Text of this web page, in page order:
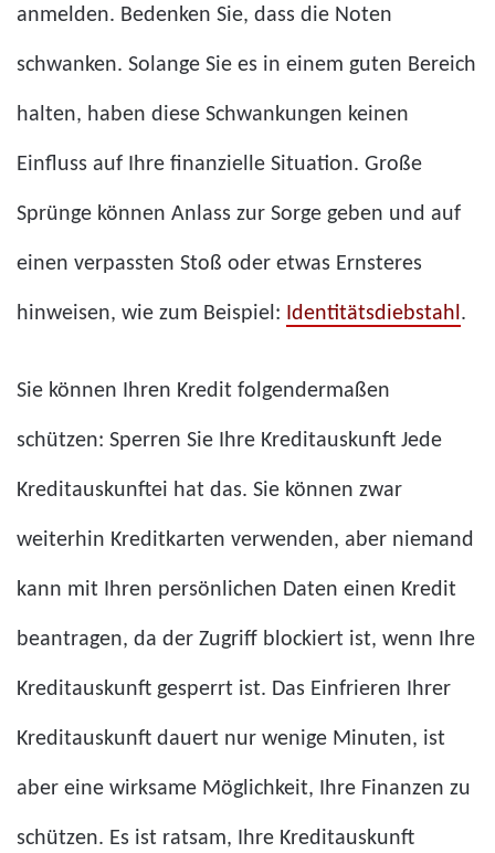
anmelden. Bedenken Sie, dass die Noten
schwanken. Solange Sie es in einem guten Bereich
halten, haben diese Schwankungen keinen
Einfluss auf Ihre finanzielle Situation. Große
Sprünge können Anlass zur Sorge geben und auf
einen verpassten Stoß oder etwas Ernsteres
hinweisen, wie zum Beispiel: Identitätsdiebstahl .
Sie können Ihren Kredit folgendermaßen
schützen: Sperren Sie Ihre Kreditauskunft Jede
Kreditauskunftei hat das. Sie können zwar
weiterhin Kreditkarten verwenden, aber niemand
kann mit Ihren persönlichen Daten einen Kredit
beantragen, da der Zugriff blockiert ist, wenn Ihre
Kreditauskunft gesperrt ist. Das Einfrieren Ihrer
Kreditauskunft dauert nur wenige Minuten, ist
aber eine wirksame Möglichkeit, Ihre Finanzen zu
schützen. Es ist ratsam, Ihre Kreditauskunft